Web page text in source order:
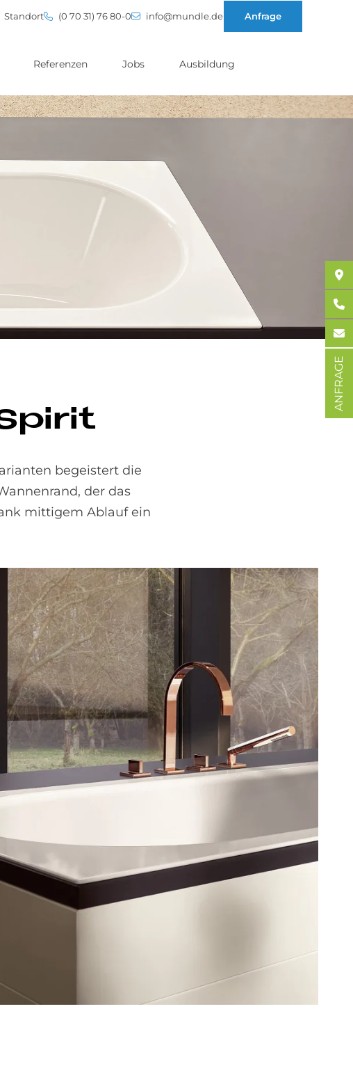
Standort (0 70 31) 76 80-0 info@mundle.de Anfrage
Referenzen Jobs Ausbildung
begeistert die
der das
mittigem Ablauf ein
ANFRAGE